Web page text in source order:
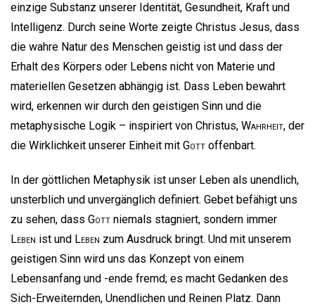
einzige Substanz unserer Identität, Gesundheit, Kraft und
Intelligenz. Durch seine Worte zeigte Christus Jesus, dass
die wahre Natur des Menschen geistig ist und dass der
Erhalt des Körpers oder Lebens nicht von Materie und
materiellen Gesetzen abhängig ist. Dass Leben bewahrt
wird, erkennen wir durch den geistigen Sinn und die
metaphysische Logik – inspiriert von Christus, Wahrheit, der
die Wirklichkeit unserer Einheit mit Gott offenbart.
In der göttlichen Metaphysik ist unser Leben als unendlich,
unsterblich und unvergänglich definiert. Gebet befähigt uns
zu sehen, dass Gott niemals stagniert, sondern immer
Leben ist und Leben zum Ausdruck bringt. Und mit unserem
geistigen Sinn wird uns das Konzept von einem
Lebensanfang und -ende fremd; es macht Gedanken des
Sich-Erweiternden, Unendlichen und Reinen Platz. Dann